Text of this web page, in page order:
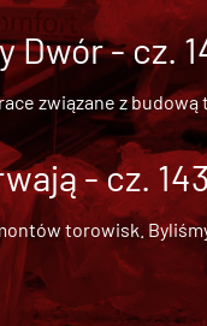
Dwór - cz.
związane zbudową
- cz.
torowisk.